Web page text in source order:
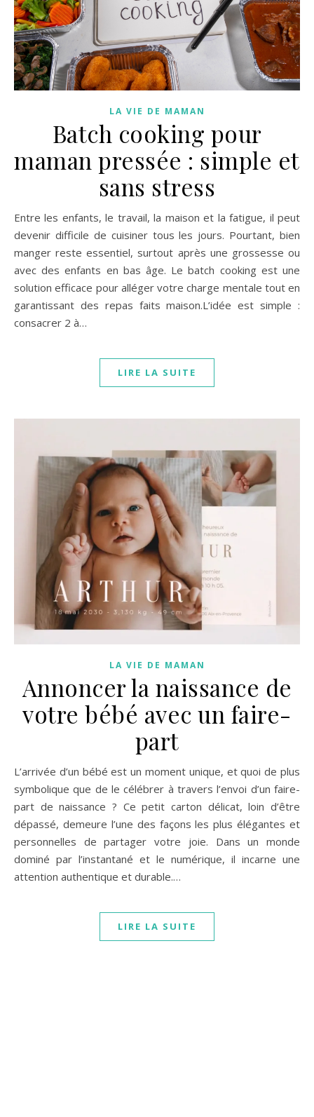
LA VIE DE MAMAN
Batch cooking pour
maman pressée : simple et
sans stress
Entre les enfants, le travail, la maison et la fatigue, il peut
devenir difficile de cuisiner tous les jours. Pourtant, bien
manger reste essentiel, surtout après une grossesse ou
avec des enfants en bas âge. Le batch cooking est une
solution efficace pour alléger votre charge mentale tout en
garantissant des repas faits maison.L’idée est simple :
consacrer 2 à…
LIRE LA SUITE
LA VIE DE MAMAN
Annoncer la naissance de
votre bébé avec un faire-
part
L’arrivée d’un bébé est un moment unique, et quoi de plus
symbolique que de le célébrer à travers l’envoi d’un faire-
part de naissance ? Ce petit carton délicat, loin d’être
dépassé, demeure l’une des façons les plus élégantes et
personnelles de partager votre joie. Dans un monde
dominé par l’instantané et le numérique, il incarne une
attention authentique et durable.…
LIRE LA SUITE